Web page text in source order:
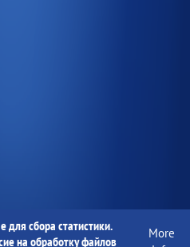
сбора статистики.
на обработку файлов
More